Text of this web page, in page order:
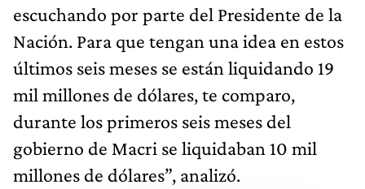
escuchando por parte del Presidente de la
Nación. Para que tengan una idea en estos
últimos seis meses se están liquidando 19
mil millones de dólares, te comparo,
durante los primeros seis meses del
gobierno de Macri se liquidaban 10 mil
millones de dólares”, analizó.